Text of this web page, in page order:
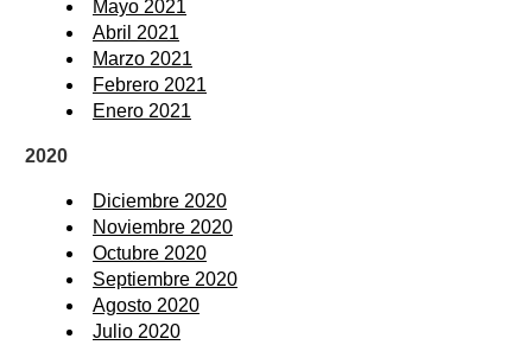
Mayo 2021
Abril 2021
Marzo 2021
Febrero 2021
Enero 2021
2020
Diciembre 2020
Noviembre 2020
Octubre 2020
Septiembre 2020
Agosto 2020
Julio 2020